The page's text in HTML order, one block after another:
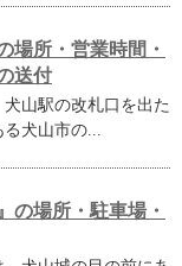
場所・営業時間・
送付
犬山駅の改札口を出た
犬山市の...
の場所・駐車場・